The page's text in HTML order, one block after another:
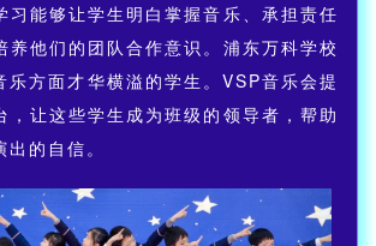
习能够让学生明白掌握音乐、承担责任
养他们的团队合作意识。浦东万科学校
乐方面才华横溢的学生。VSP音乐会提
，让这些学生成为班级的领导者，帮助
的自信。